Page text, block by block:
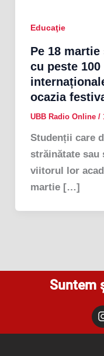
Educaţie
Pe 18
cu peste
ocazia
UBB Radio Online /
Studenții care
străinătate sau
viitorul lor
martie […]
Suntem